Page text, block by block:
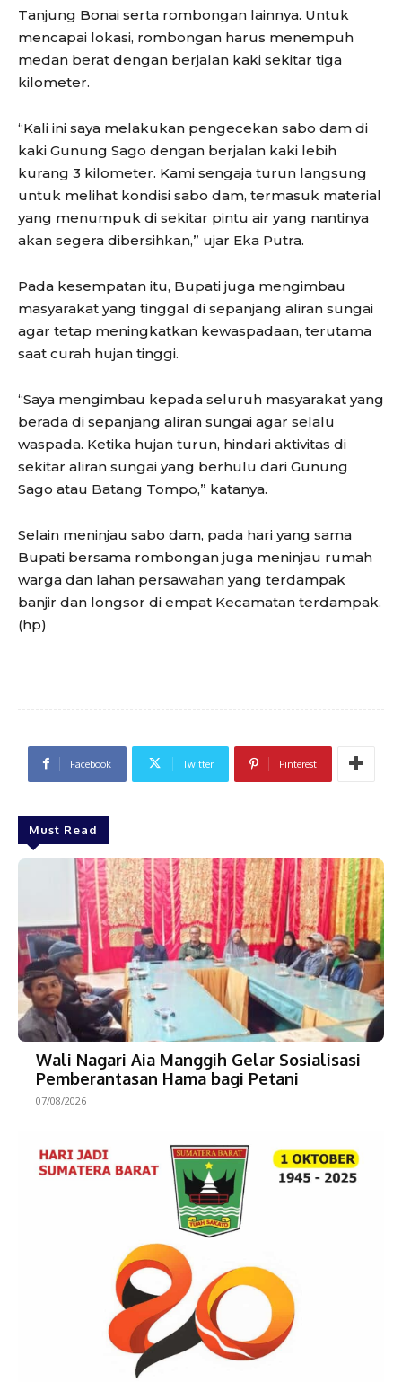
Tanjung Bonai serta rombongan lainnya. Untuk
mencapai lokasi, rombongan harus menempuh
medan berat dengan berjalan kaki sekitar tiga
kilometer.
“Kali ini saya melakukan pengecekan sabo dam di
kaki Gunung Sago dengan berjalan kaki lebih
kurang 3 kilometer. Kami sengaja turun langsung
untuk melihat kondisi sabo dam, termasuk material
yang menumpuk di sekitar pintu air yang nantinya
akan segera dibersihkan,” ujar Eka Putra.
Pada kesempatan itu, Bupati juga mengimbau
masyarakat yang tinggal di sepanjang aliran sungai
agar tetap meningkatkan kewaspadaan, terutama
saat curah hujan tinggi.
“Saya mengimbau kepada seluruh masyarakat yang
berada di sepanjang aliran sungai agar selalu
waspada. Ketika hujan turun, hindari aktivitas di
sekitar aliran sungai yang berhulu dari Gunung
Sago atau Batang Tompo,” katanya.
Selain meninjau sabo dam, pada hari yang sama
Bupati bersama rombongan juga meninjau rumah
warga dan lahan persawahan yang terdampak
banjir dan longsor di empat Kecamatan terdampak.
(hp)
Facebook Twitter Pinterest
Must Read
Wali Nagari Aia Manggih Gelar Sosialisasi
Pemberantasan Hama bagi Petani
07/08/2026